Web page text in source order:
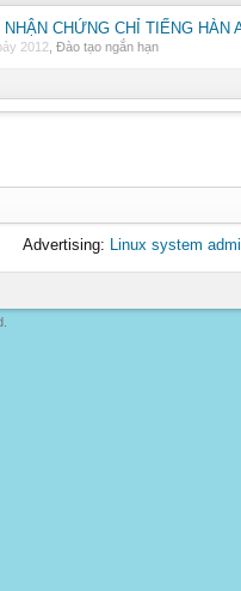
CHỨNG CHỈ TIẾNG HÀN
2012 Đào tạo ngắn hạn
Advertising: Linux system